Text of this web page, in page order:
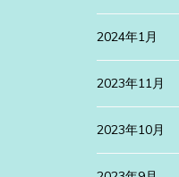
Uncategorized
2024年1月29日 3年
横浜訪問
今月は、新旧が融合し
続きを読む
2024年1月
2023年11月
2023年10月